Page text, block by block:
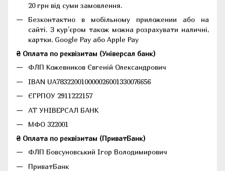
20 грн від суми замовлення.
Безконтактно в мобільному приложении або на
сайті. З кур'єром також можна розрахувати наличні,
картки, Google Pay або Apple Pay
₴ Оплата по реквізитам (Універсал банк)
ФЛП Кожевников Євгеній Олександрович
IBAN UA783220010000026001330076656
ЄГРПОУ 2911222157
АТ УНІВЕРСАЛ БАНК
МФО 322001
₴ Оплата по реквізитам (ПриватБанк)
ФЛП Бовсуновський Ігор Володимирович
ПриватБанк